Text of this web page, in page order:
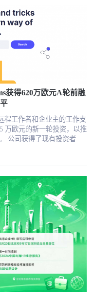
步伐，从撮合市场走向平
、合规要求日益严格的背
，或将决定它能否在未来
工作解决方案平台”的范式
的时间跟踪、发票开具、
于通过用户友好型工具和无
已经发展成为一个
、安排和聘用经过审核的
的能力，同时还提供项目
的平台上规划、实施和报
企业来说都过于昂贵，因
内部团队来应对。 增长
被侵蚀，因为企业没有合
业都感受到了跳出传统大
掘的
的平台为企业提供了一
和能力的价格和地点获得
信，下一代应该以一种全
增长。“这项投资是对我们
个人都能以适合自己的方
式运营和发展，让合适的
并不好做。企业往往很难
自由职业者在获得有意义
能够继续打造操作系统，
轮融资将使
，以加强独立工作者和企
时增加对企业软件的关
期中实时跟踪进展情况。
说："作为技术投资者，
获得620万欧元A轮前融
程工作者和企业主的工作支
万欧元的新一轮投资，以推
新投资者 MFG Invest、
Native Teams 不断致力于增
能以及进一步拓展亚洲业
公司成立于 2020 年，目前
有一支 200 多人的全球团
付平台之间的独特空间。因
和 "员工优先 "的方式致力
们将 Native Teams 的简单
。Native Teams 首席布道
们很幸运能有一些志同道
进和更新新工作世界的薪